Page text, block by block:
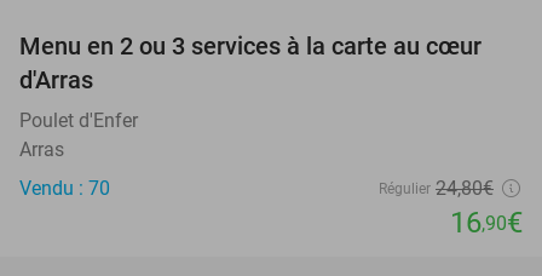
32%
Menu en 2 ou 3 services à la carte au cœur
d'Arras
Poulet d'Enfer
Arras
Vendu : 70
Régulier 24,80€
16,90€